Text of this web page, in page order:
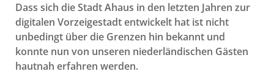
Dass sich die Stadt Ahaus in den letzten Jahren zur
digitalen Vorzeigestadt entwickelt hat ist nicht
unbedingt über die Grenzen hin bekannt und
konnte nun von unseren niederländischen Gästen
hautnah erfahren werden.